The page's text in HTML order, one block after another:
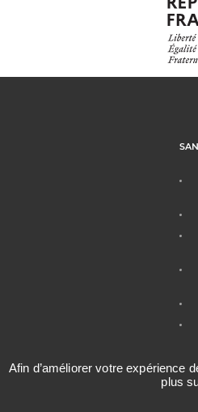
Afin d’améliorer votre expérience
plus